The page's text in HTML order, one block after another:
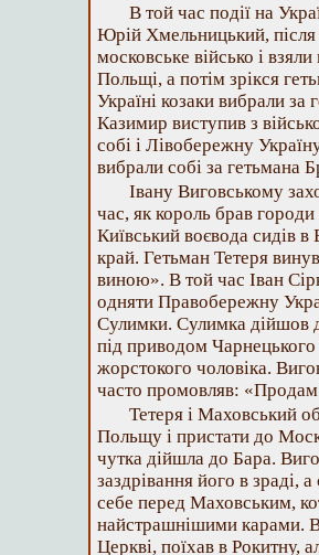
В той час події на
Юрій Хмельницький,
московське військо і
Польщі, а потім зрікся
Україні козаки вибрали
Казимир виступив з
собі і Лівобережну
вибрали собі за гетьмана
Івану Виговському
час, як король брав
Київський воєвода сидів
край. Гетьман Тетеря
виною». В той час Іван
одняти Правобережну
Сулимки. Сулимка дійшов
під приводом Чарнецького
жорстокого чоловіка.
часто промовляв:
Тетеря і Маховський
Польщу і пристати до
чутка дійшла до Бара.
заздрівання його в зраді,
себе перед Маховським,
найстрашнішими карами.
Церкві, поїхав в Рокитну,